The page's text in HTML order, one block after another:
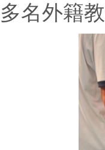
多名外籍